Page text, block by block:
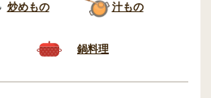
炒めもの 汁もの
鍋料理